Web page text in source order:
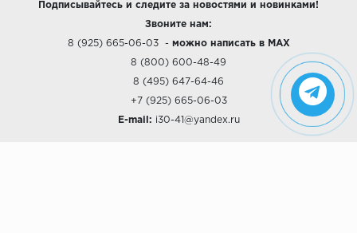
Подписывайтесь и следите за новостями и новинками!
Звоните нам:
8 (925) 665-06-03- можно написать в MAX
8 (800) 600-48-49
8 (495) 647-64-46
+7 (925) 665-06-03
E-mail: i30-41@yandex.ru